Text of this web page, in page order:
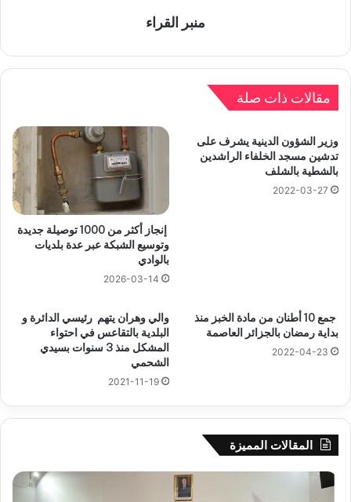
منبر القراء
مقالات ذات صلة
وزير الشؤون الدينية يشرف على
تدشين مسجد الخلفاء الراشدين
بالشطية بالشلف
2022-03-27
إنجاز أكثر من 1000 توصيلة جديدة
وتوسيع الشبكة عبر عدة بلديات
بالوادي
2026-03-14
جمع 10 أطنان من مادة الخبز منذ
بداية رمضان بالجزائر العاصمة
2022-04-23
والي وهران يتهم رئيسي الدائرة و
البلدية بالتقاعس في احتواء
المشكل منذ 3 سنوات بسيدي
الشحمي
2021-11-19
المقالات المميزة
جيجل: